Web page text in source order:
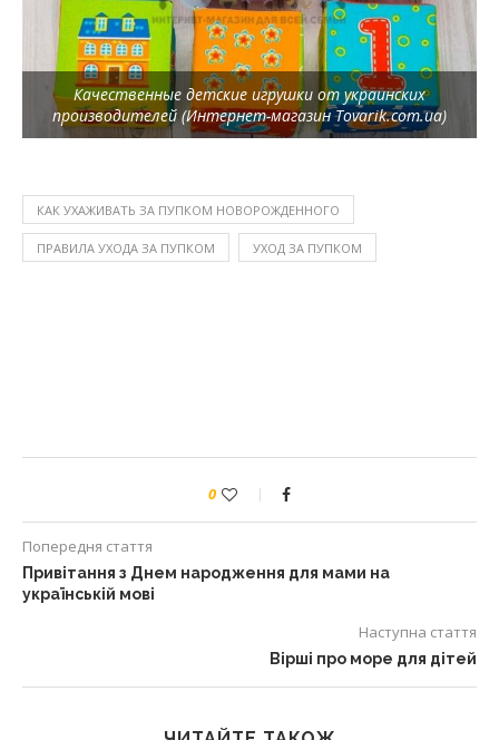
Качественные детские игрушки от украинских
производителей (Интернет-магазин Tovarik.com.ua)
КАК УХАЖИВАТЬ ЗА ПУПКОМ НОВОРОЖДЕННОГО
ПРАВИЛА УХОДА ЗА ПУПКОМ УХОД ЗА ПУПКОМ
0
Попередня стаття
Привітання з Днем народження для мами на
українській мові
Наступна стаття
Вірші про море для дітей